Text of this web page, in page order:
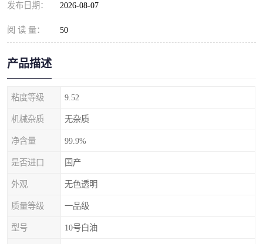
发布日期： 2026-08-07
阅 读 量： 50
产品描述
粘度等级 9.52
机械杂质 无杂质
净含量 99.9%
是否进口 国产
外观 无色透明
质量等级 一品级
型号 10号白油